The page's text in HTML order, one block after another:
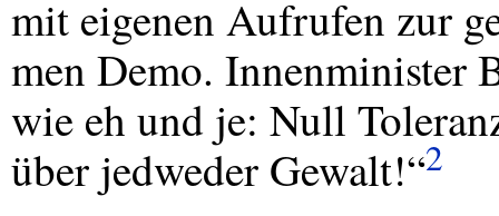
mit eigenen Aufrufen zur
men Demo. Innenminister
wie eh und je: Null
über jedweder Gewalt!“2